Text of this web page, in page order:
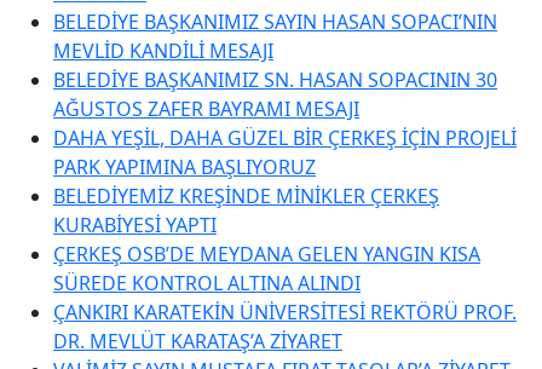
BELEDİYE BAŞKANIMIZ SAYIN HASAN SOPACI’NIN
MEVLİD KANDİLİ MESAJI
BELEDİYE BAŞKANIMIZ SN. HASAN SOPACININ 30
AĞUSTOS ZAFER BAYRAMI MESAJI
DAHA YEŞİL, DAHA GÜZEL BİR ÇERKEŞ İÇİN PROJELİ
PARK YAPIMINA BAŞLIYORUZ
BELEDİYEMİZ KREŞİNDE MİNİKLER ÇERKEŞ
KURABİYESİ YAPTI
ÇERKEŞ OSB’DE MEYDANA GELEN YANGIN KISA
SÜREDE KONTROL ALTINA ALINDI
ÇANKIRI KARATEKİN ÜNİVERSİTESİ REKTÖRÜ PROF.
DR. MEVLÜT KARATAŞ’A ZİYARET